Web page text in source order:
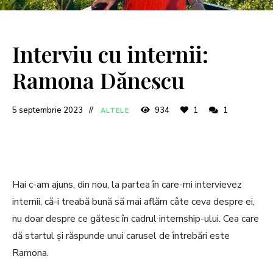
Interviu cu internii:
Ramona Dănescu
5 septembrie 2023 ALTELE 934 1 1
Hai c-am ajuns, din nou, la partea în care-mi intervievez
internii, că-i treabă bună să mai aflăm câte ceva despre ei,
nu doar despre ce gătesc în cadrul internship-ului. Cea care
dă startul și răspunde unui carusel de întrebări este
Ramona.